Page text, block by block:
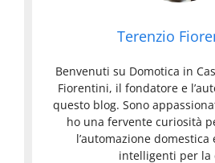
Terenzio
Benvenuti su Domotica in
Fiorentini, il fondatore e
questo blog. Sono
ho una fervente curiosità
l’automazione domestica
intelligenti per la